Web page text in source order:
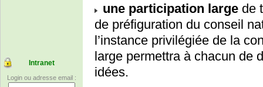
Intranet
Login ou adresse email :
une participation large de
de préfiguration du conseil
l’instance privilégiée de la
large permettra à chacun de
idées.